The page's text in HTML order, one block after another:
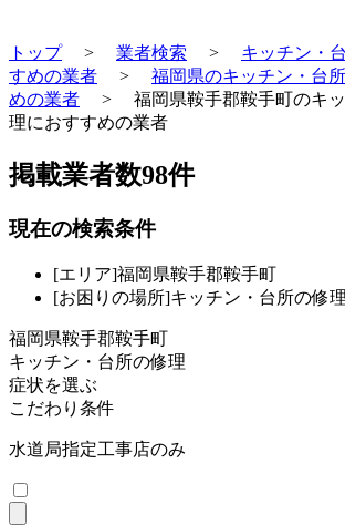
トップ> 業者検索 > キッチン・
すめの業者 > 福岡県のキッチン・台
めの業者 > 福岡県鞍手郡鞍手町のキ
理におすすめの業者
掲載業者数98件
現在の検索条件
[エリア]福岡県鞍手郡鞍手町
[お困りの場所]キッチン・台所の修理
福岡県鞍手郡鞍手町
キッチン・台所の修理
症状を選ぶ
こだわり条件
水道局指定工事店のみ